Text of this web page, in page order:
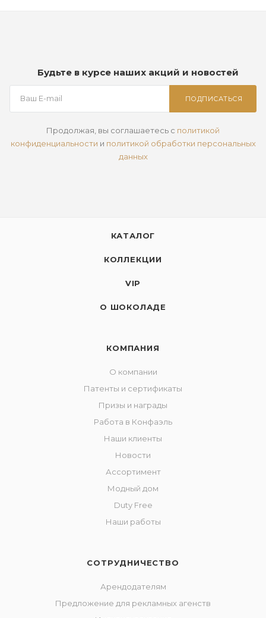
Будьте в курсе наших акций и новостей
ПОДПИСАТЬСЯ
Продолжая, вы соглашаетесь с политикой
конфиденциальности и политикой обработки персональных
данных
КАТАЛОГ
КОЛЛЕКЦИИ
VIP
О ШОКОЛАДЕ
КОМПАНИЯ
О компании
Патенты и сертификаты
Призы и награды
Работа в Конфаэль
Наши клиенты
Новости
Ассортимент
Модный дом
Duty Free
Наши работы
СОТРУДНИЧЕСТВО
Арендодателям
Предложение для рекламных агенств